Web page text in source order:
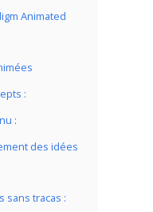
Animated
:
:
des idées
sans tracas :